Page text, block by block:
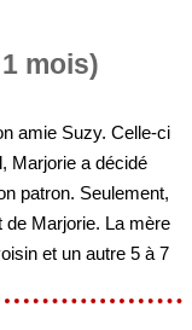
mois)
amie Suzy. Celle-ci
Marjorie a décidé
patron. Seulement,
de Marjorie. La mère
et un autre 5 à 7